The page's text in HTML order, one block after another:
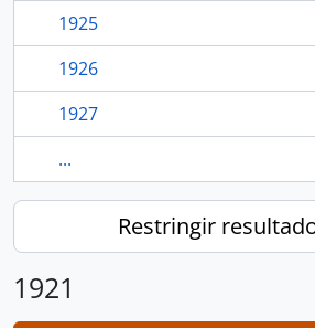
1925
1926
1927
...
Restringir
1921